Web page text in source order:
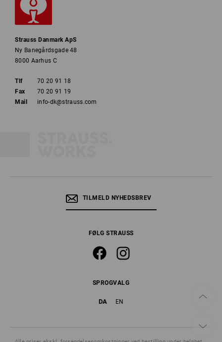
Strauss Danmark ApS
Ny Banegårdsgade 48
8000 Aarhus C
Tlf
70 20 91 18
Fax
70 20 91 19
Mail
info-dk@strauss.com
TILMELD NYHEDSBREV
FØLG STRAUSS
SPROGVALG
DA EN